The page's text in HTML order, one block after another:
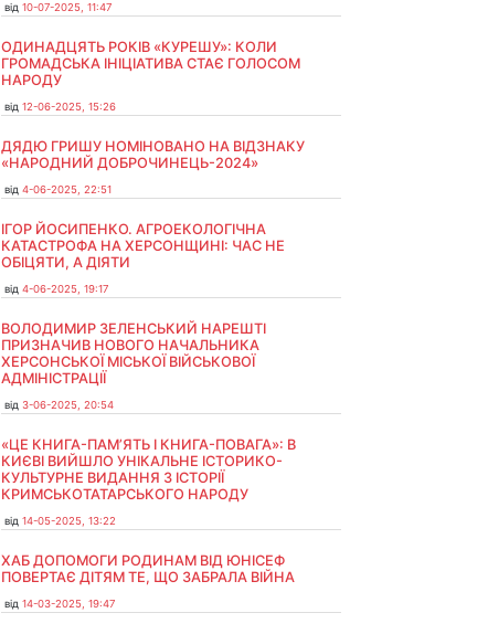
від 10-07-2025, 11:47
ОДИНАДЦЯТЬ РОКІВ «КУРЕШУ»: КОЛИ
ГРОМАДСЬКА ІНІЦІАТИВА СТАЄ ГОЛОСОМ
НАРОДУ
від 12-06-2025, 15:26
ДЯДЮ ГРИШУ НОМІНОВАНО НА ВІДЗНАКУ
«НАРОДНИЙ ДОБРОЧИНЕЦЬ-2024»
від 4-06-2025, 22:51
ІГОР ЙОСИПЕНКО. АГРОЕКОЛОГІЧНА
КАТАСТРОФА НА ХЕРСОНЩИНІ: ЧАС НЕ
ОБІЦЯТИ, А ДІЯТИ
від 4-06-2025, 19:17
ВОЛОДИМИР ЗЕЛЕНСЬКИЙ НАРЕШТІ
ПРИЗНАЧИВ НОВОГО НАЧАЛЬНИКА
ХЕРСОНСЬКОЇ МІСЬКОЇ ВІЙСЬКОВОЇ
АДМІНІСТРАЦІЇ
від 3-06-2025, 20:54
«ЦЕ КНИГА-ПАМ’ЯТЬ І КНИГА-ПОВАГА»: В
КИЄВІ ВИЙШЛО УНІКАЛЬНЕ ІСТОРИКО-
КУЛЬТУРНЕ ВИДАННЯ З ІСТОРІЇ
КРИМСЬКОТАТАРСЬКОГО НАРОДУ
від 14-05-2025, 13:22
ХАБ ДОПОМОГИ РОДИНАМ ВІД ЮНІСЕФ
ПОВЕРТАЄ ДІТЯМ ТЕ, ЩО ЗАБРАЛА ВІЙНА
від 14-03-2025, 19:47